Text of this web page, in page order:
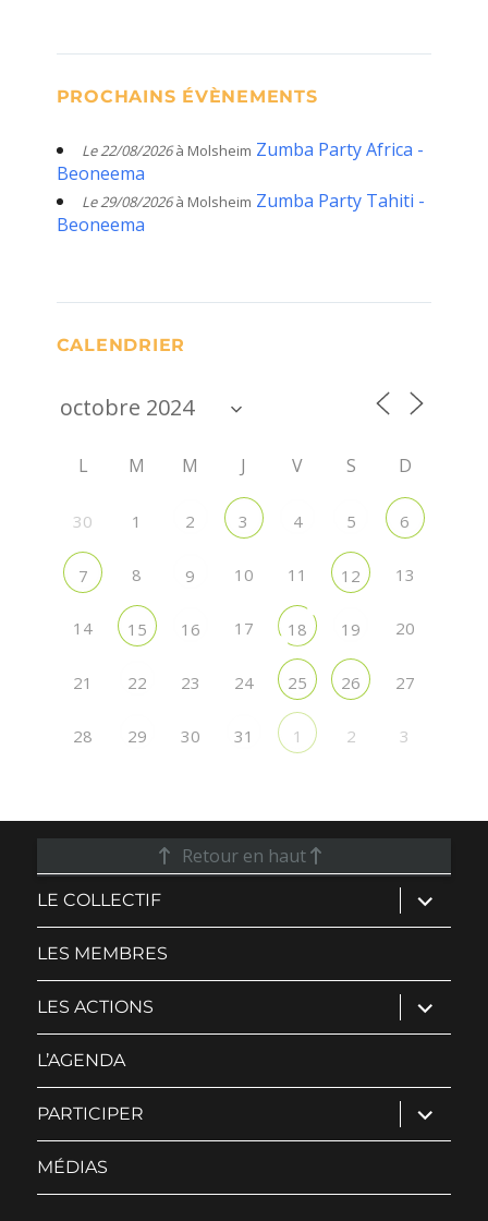
PROCHAINS ÉVÈNEMENTS
Le 22/08/2026à Molsheim Zumba Party Africa -
Beoneema
Le 29/08/2026à Molsheim Zumba Party Tahiti -
Beoneema
CALENDRIER
L M M J V S D
30 1 2 3 4 5 6
7 8 9 10 11 12 13
14 15 16 17 18 19 20
21 22 23 24 25 26 27
28 29 30 31 1 2 3
Retour en haut
LE COLLECTIF ouvrir
le
sous-
LES MEMBRES
LES ACTIONS ouvrir
le
sous-
L’AGENDA
PARTICIPER ouvrir
le
sous-
MÉDIAS